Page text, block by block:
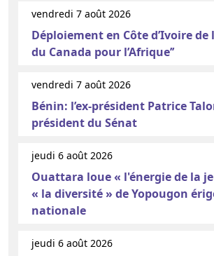
vendredi 7 août 2026
Déploiement en Côte d’Ivoire de
du Canada pour l’Afrique’’
vendredi 7 août 2026
Bénin: l’ex-président Patrice
président du Sénat
jeudi 6 août 2026
Ouattara loue « l'énergie de la
« la diversité » de Yopougon
nationale
jeudi 6 août 2026